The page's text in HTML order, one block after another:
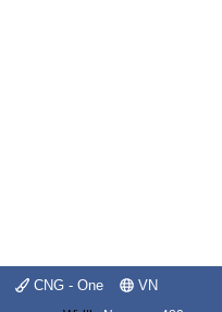
CNG - One VN